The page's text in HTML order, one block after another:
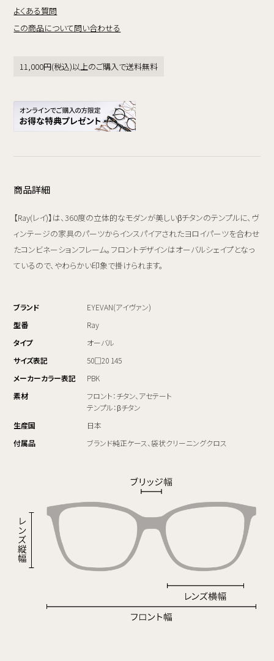
よくある質問
この商品について問い合わせる
11,000円(税込)以上のご購入で送料無料
商品詳細
【Ray(レイ)】は、360度の立体的なモダンが美しいβチタンのテンプルに、ヴ
ィンテージの家具のパーツからインスパイアされたヨロイパーツを合わせ
たコンビネーションフレーム。フロントデザインはオーバルシェイプとなっ
ているので、やわらかい印象で掛けられます。
ブランド
EYEVAN(アイヴァン)
型番
Ray
タイプ
オーバル
サイズ表記
50□20 145
メーカーカラー表記
PBK
素材
フロント：チタン、アセテート
テンプル：βチタン
生産国
日本
付属品
ブランド純正ケース、袋状クリーニングクロス